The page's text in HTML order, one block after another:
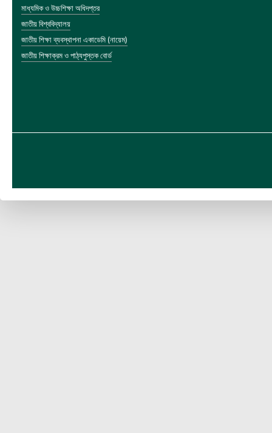
মাধ্যমিক ও উচ্চশিক্ষা অধিদপ্তর
জাতীয় বিশ্ববিদ্যালয়
জাতীয় শিক্ষা ব্যবস্থাপনা একাডেমি (নায়েম)
জাতীয় শিক্ষাক্রম ও পাঠ্যপুস্তক বোর্ড